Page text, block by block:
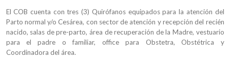
El COB cuenta con tres (3) Quirófanos equipados para la atención del
Parto normal y/o Cesárea, con sector de atención y recepción del recién
nacido, salas de pre-parto, área de recuperación de la Madre, vestuario
para el padre o familiar, office para Obstetra, Obstétrica y
Coordinadora del área.